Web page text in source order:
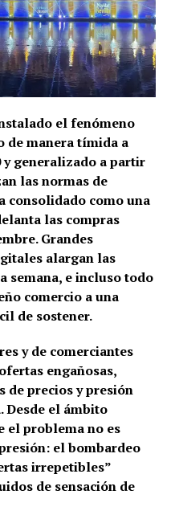
el fenómeno
de manera tímida a
y generalizado a partir
las normas de
consolidado como una
las compras
Grandes
alargan las
semana, e incluso todo
comercio a una
de sostener.
y de comerciantes
engañosas,
de precios y presión
Desde el ámbito
el problema no es
el bombardeo
irrepetibles”
de sensación de